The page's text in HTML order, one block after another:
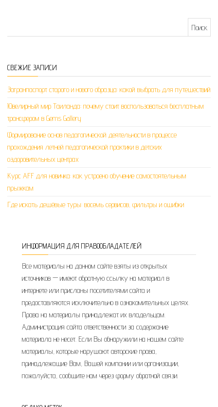
СВЕЖИЕ ЗАПИСИ
Загранпаспорт старого и нового образца: какой выбрать для путешествий
Ювелирный мир Таиланда: почему стоит воспользоваться бесплатным
трансфером в Gems Gallery
Формирование основ педагогической деятельности в процессе
прохождения летней педагогической практики в детских
оздоровительных центрах
Курс AFF для новичка: как устроено обучение самостоятельным
прыжкам
Где искать дешёвые туры: восемь сервисов, фильтры и ошибки
ИНФОРМАЦИЯ ДЛЯ ПРАВООБЛАДАТЕЛЕЙ
Все материалы на данном сайте взяты из открытых
источников — имеют обратную ссылку на материал в
интернете или присланы посетителями сайта и
предоставляются исключительно в ознакомительных целях.
Права на материалы принадлежат их владельцам.
Администрация сайта ответственности за содержание
материала не несет. Если Вы обнаружили на нашем сайте
материалы, которые нарушают авторские права,
принадлежащие Вам, Вашей компании или организации,
пожалуйста, сообщите нам через форму обратной связи.